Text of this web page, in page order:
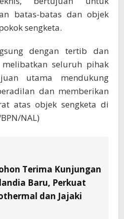
batas-batas dan objek
sengketa.
dengan tertib dan
seluruh pihak
utama mendukung
dan memberikan
atas objek sengketa di
NAL)
Terima Kunjungan
Baru, Perkuat
dan Jajaki